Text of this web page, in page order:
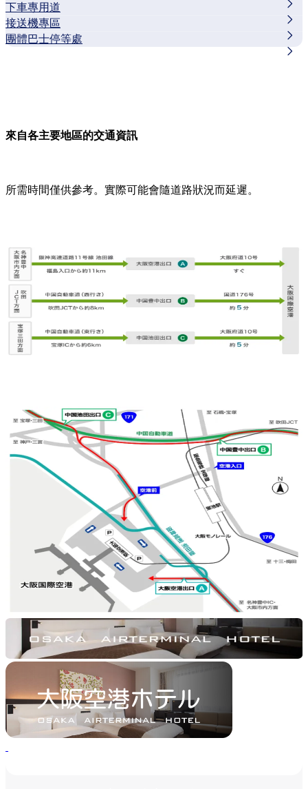
下車專用道
接送機專區
團體巴士停等處
來自各主要地區的交通資訊
所需時間僅供參考。實際可能會隨道路狀況而延遲。